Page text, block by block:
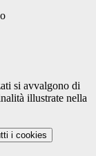
si avvalgono di
illustrate nella
i cookies